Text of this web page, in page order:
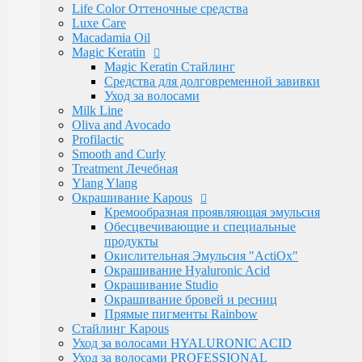
Электротовары
Восконагреватели для депиляции
SELECTIVE PROFESSIONAL
Теги
memo Бальзам Бустер Воск
Для бороды Для мужчин Дозатор
Краски для
Крем после бритья Лак для волос
спрей
Лосьон Маска
Косметика Обесцвечивающий порошок
Эмульсия Паста для волос
маска
Укладка волос Флюид
волос
духи духимарфа защита волос
волос
концентрированныйпарфюм
волос
маска для волос мусс для
мыло парфюм парфюмерия парфюмернаявода
парфюмерия сильная фиксация спрей для волос
сыворотка термозащита фейдинг шампунь
фиксация
Бренды
Kapous Professional
Estel Professional
Matrix
Ollin Professional
Londa Professional
Life Color Оттеночные средства
Luxe Care
Macadamia Oil
Magic Keratin
Magic Keratin Стайлинг
Средства для долговременной завивки
Уход за волосами
Milk Line
Oliva and Avocado
Profilactic
Smooth and Curly
Treatment Лечебная
Ylang Ylang
Окрашивание Kapous
Кремообразная проявляющая эмульсия
Обесцвечивающие и специальные
продукты
Окислительная Эмульсия "ActiOx"
Окрашивание Hyaluronic Acid
Окрашивание Studio
Окрашивание бровей и ресниц
Прямые пигменты Rainbow
Стайлинг Kapous
Уход за волосами HYALURONIC ACID
Уход за волосами PROFESSIONAL